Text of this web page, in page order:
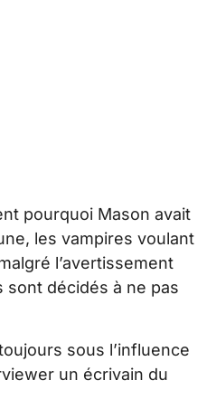
pourquoi Mason avait
les vampires voulant
l’avertissement
sont décidés à ne pas
sous l’influence
un écrivain du